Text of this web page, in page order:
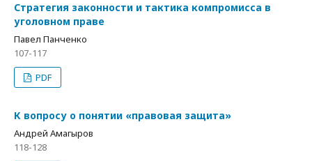
Стратегия законности и тактика компромисса в
уголовном праве
Павел Панченко
107-117
PDF
К вопросу о понятии «правовая защита»
Андрей Амагыров
118-128